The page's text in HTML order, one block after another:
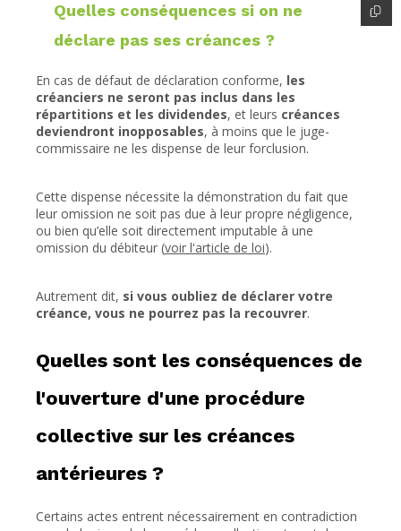
Quelles conséquences si on ne
déclare pas ses créances ?
En cas de défaut de déclaration conforme, les
créanciers ne seront pas inclus dans les
répartitions et les dividendes, et leurs créances
deviendront inopposables, à moins que le juge-
commissaire ne les dispense de leur forclusion.
Cette dispense nécessite la démonstration du fait que
leur omission ne soit pas due à leur propre négligence,
ou bien qu’elle soit directement imputable à une
omission du débiteur (voir l'article de loi).
Autrement dit, si vous oubliez de déclarer votre
créance, vous ne pourrez pas la recouvrer.
Quelles sont les conséquences de
l'ouverture d'une procédure
collective sur les créances
antérieures ?
Certains actes entrent nécessairement en contradiction